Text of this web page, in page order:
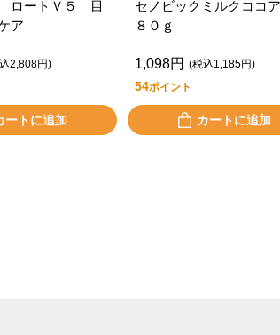
ロートＶ５ 目
ア
2,808円)
ートに追加
セノビックミルクココア
８０ｇ
1,098円 (税込1,185円)
54ポイント
カートに追加